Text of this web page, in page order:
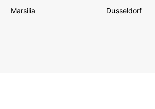
Marsilia
Dusseldorf